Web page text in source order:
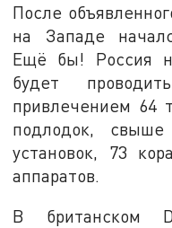
После
на Западе
Ещё бы! Россия
будет
привлечением 64
подлодок,
установок, 73
аппаратов.
В британском